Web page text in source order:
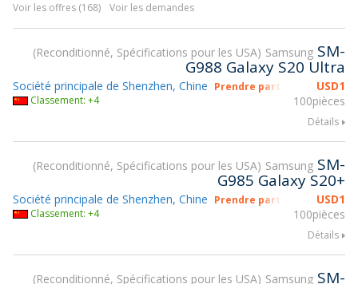
Voir les offres (168)
Voir les demandes
Reconditionné, Spécifications pour les USA Samsung SM-
G988 Galaxy S20 Ultra
USD1
100pièces
Société principale de Shenzhen, Chine Prendre part à gsmX Hong
Classement: +4
Détails
Reconditionné, Spécifications pour les USA Samsung SM-
G985 Galaxy S20+
USD1
100pièces
Société principale de Shenzhen, Chine Prendre part à gsmX Hong
Classement: +4
Détails
Reconditionné, Spécifications pour les USA Samsung SM-